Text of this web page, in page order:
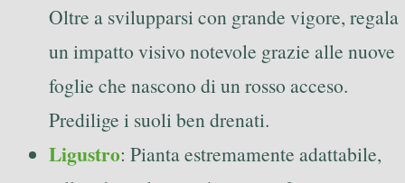
Oltre a svilupparsi con grande vigore, regala
un impatto visivo notevole grazie alle nuove
foglie che nascono di un rosso acceso.
Predilige i suoli ben drenati.
Ligustro: Pianta estremamente adattabile,